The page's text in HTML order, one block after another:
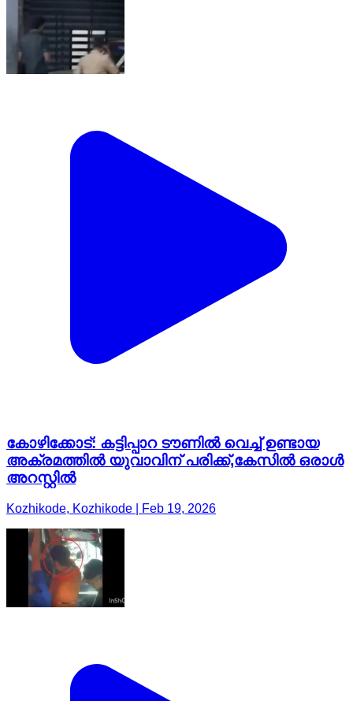
കോഴിക്കോട്: കട്ടിപ്പാറ ടൗണിൽ വെച്ച് ഉണ്ടായ
അക്രമത്തിൽ യുവാവിന് പരിക്ക്,കേസിൽ ഒരാൾ
അറസ്റ്റിൽ
Kozhikode, Kozhikode | Feb 19, 2026